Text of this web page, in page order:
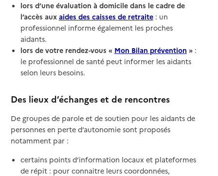
lors d’une évaluation à domicile dans le cadre de
l’accès aux aides des caisses de retraite: un
professionnel informe également les proches
aidants.
lors de votre rendez-vous « Mon Bilan prévention »:
le professionnel de santé peut informer les aidants
selon leurs besoins.
Des lieux d’échanges et de rencontres
De groupes de parole et de soutien pour les aidants de
personnes en perte d’autonomie sont proposés
notamment par :
certains points d’information locaux et plateformes
de répit : pour connaitre leurs coordonnées,